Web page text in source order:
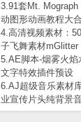
3.91套Mt.
动图形动画教程大
4.高清视频素材：
子飞舞素材mGlitter
5.AE脚本-烟雾火
文字特效插件预设
6.AJ超级音乐素材
业宣传片头纯背景